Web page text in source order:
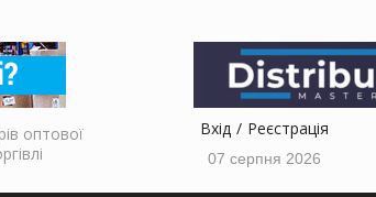
оптової
Вхід Реєстрація
07 серпня 2026